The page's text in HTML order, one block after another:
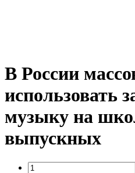
В России
использовать
музыку на
выпускных